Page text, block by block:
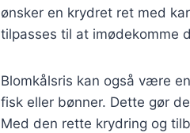
ønsker en krydret ret med
tilpasses til at imødekomme
Blomkålsris kan også være
fisk eller bønner. Dette gør
Med den rette krydring og